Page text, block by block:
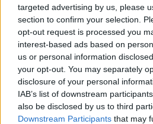
targeted advertising by us, please
section to confirm your selection.
opt-out request is processed you
interest-based ads based on
us or personal information
your opt-out. You may separately
disclosure of your personal
IAB’s list of downstream
also be disclosed by us to third
Downstream Participants that may
Az Újpest mellett egy másik
válthat? Megkérdeztük a
Ha hinni lehet a híreknek, a következő
edzőkeringő veheti kezdetét az NB I-
számoltunk be, hogy […]